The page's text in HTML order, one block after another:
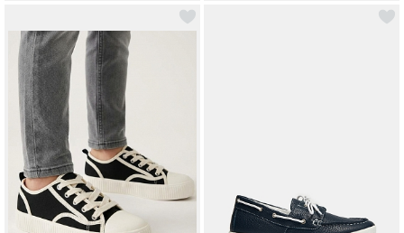
О компании
Покупателям